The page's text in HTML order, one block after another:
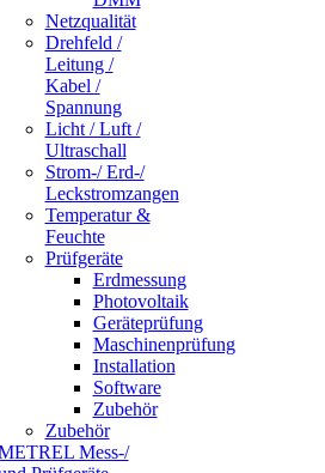
Netzqualität
Drehfeld /
Leitung /
Kabel /
Spannung
Licht / Luft /
Ultraschall
Strom-/ Erd-/
Leckstromzangen
Temperatur &
Feuchte
Prüfgeräte
Erdmessung
Photovoltaik
Geräteprüfung
Maschinenprüfung
Installation
Software
Zubehör
Zubehör
Mess-/